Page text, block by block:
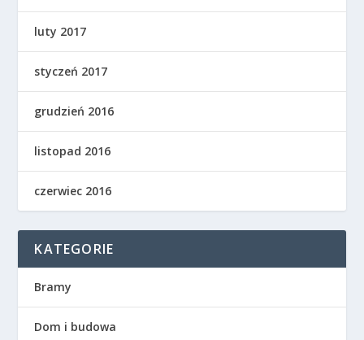
luty 2017
styczeń 2017
grudzień 2016
listopad 2016
czerwiec 2016
KATEGORIE
Bramy
Dom i budowa